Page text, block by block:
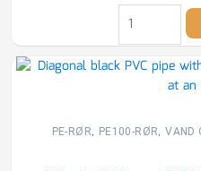
Wavin
110
mm
PE100
rør,
PE-RØR, PE100-RØR,VAND